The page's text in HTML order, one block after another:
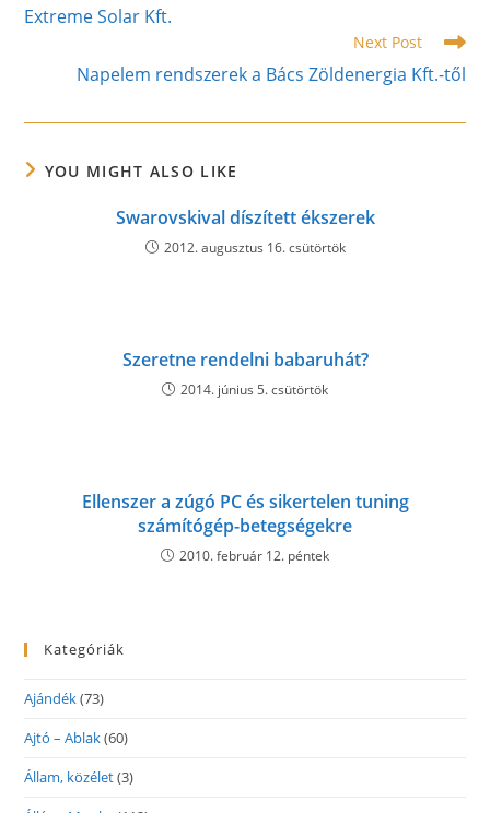
articles
Extreme Solar Kft.
Next Post
Napelem rendszerek a Bács Zöldenergia Kft.-től
YOU MIGHT ALSO LIKE
Swarovskival díszített ékszerek
2012. augusztus 16. csütörtök
Szeretne rendelni babaruhát?
2014. június 5. csütörtök
Ellenszer a zúgó PC és sikertelen tuning
számítógép-betegségekre
2010. február 12. péntek
Kategóriák
Ajándék(73)
Ajtó – Ablak(60)
Állam, közélet(3)